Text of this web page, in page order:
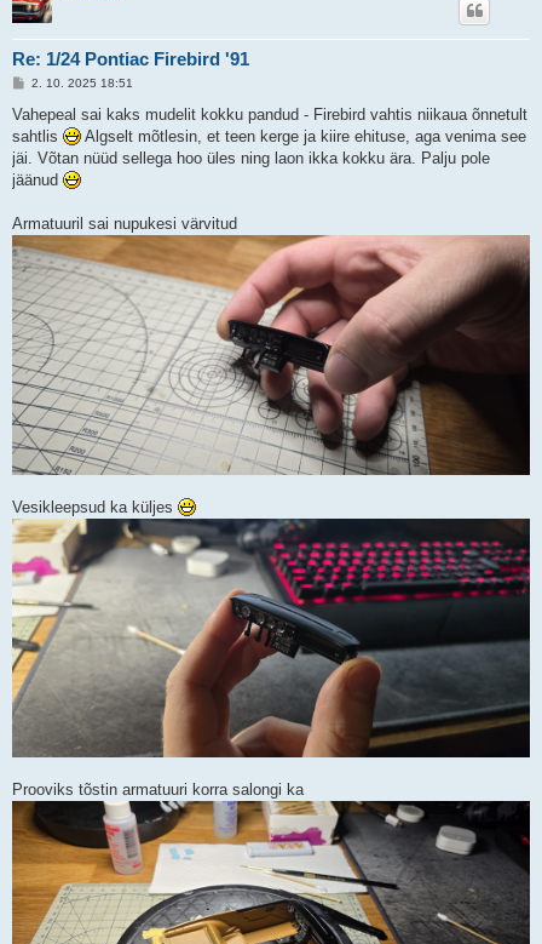
Re: 1/24 Pontiac Firebird '91
P
s
i
t
s
2. 10. 2025 18:51
Vahepeal sai kaks mudelit kokku pandud - Firebird vahtis niikaua õnnetult
sahtlis
Algselt mõtlesin, et teen kerge ja kiire ehituse, aga venima see
jäi. Võtan nüüd sellega hoo üles ning laon ikka kokku ära. Palju pole
jäänud
Armatuuril sai nupukesi värvitud
Vesikleepsud ka küljes
Prooviks tõstin armatuuri korra salongi ka